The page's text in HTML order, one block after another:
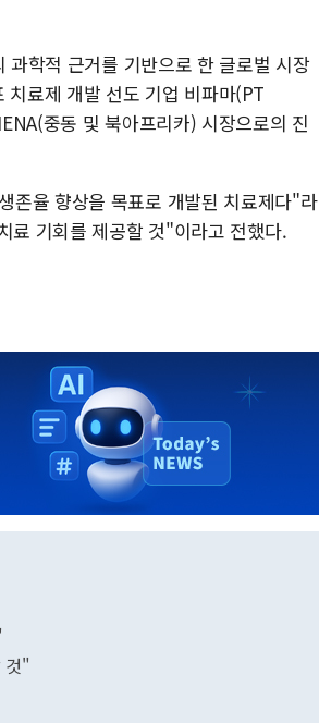
과학적 근거를 기반으로 한 글로벌 시장
료제 개발 선도 기업 비파마(PT
중동 및 북아프리카) 시장으로의 진
존율 향상을 목표로 개발된 치료제다"라
료 기회를 제공할 것"이라고 전했다.
것"